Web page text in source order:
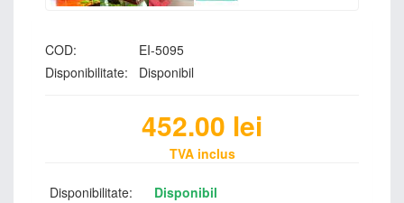
COD:
EI-5095
Disponibilitate:
Disponibil
452.00 lei
TVA inclus
Disponibilitate: Disponibil